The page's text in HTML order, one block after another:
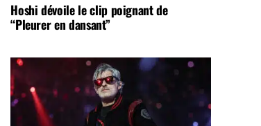
Hoshi dévoile le clip poignant de
“Pleurer en dansant”